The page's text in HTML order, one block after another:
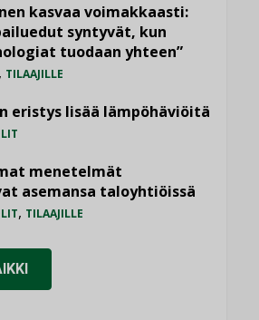
kasvaa voimakkaasti:
syntyvät, kun
tuodaan yhteen”
TILAAJILLE
eristys lisää lämpöhäviöitä
menetelmät
asemansa taloyhtiöissä
, TILAAJILLE